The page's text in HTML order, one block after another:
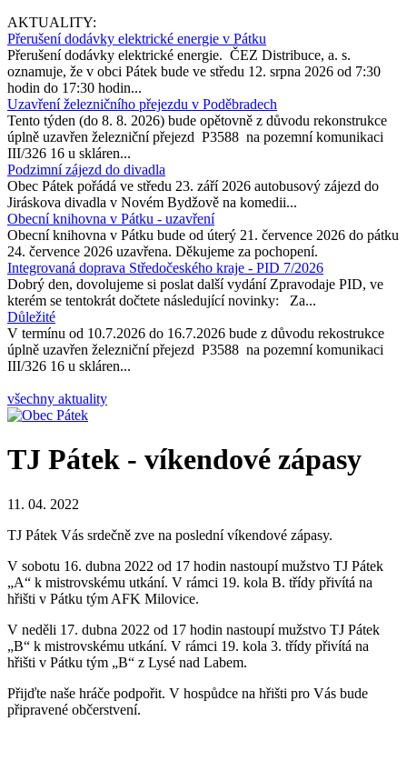
AKTUALITY:
Přerušení dodávky elektrické energie v Pátku
Přerušení dodávky elektrické energie. ČEZ Distribuce, a. s.
oznamuje, že v obci Pátek bude ve středu 12. srpna 2026 od 7:30
hodin do 17:30 hodin...
Uzavření železničního přejezdu v Poděbradech
Tento týden (do 8. 8. 2026) bude opětovně z důvodu rekonstrukce
úplně uzavřen železniční přejezd P3588 na pozemní komunikaci
III/326 16 u skláren...
Podzimní zájezd do divadla
Obec Pátek pořádá ve středu 23. září 2026 autobusový zájezd do
Jiráskova divadla v Novém Bydžově na komedii...
Obecní knihovna v Pátku - uzavření
Obecní knihovna v Pátku bude od úterý 21. července 2026 do pátku
24. července 2026 uzavřena. Děkujeme za pochopení.
Integrovaná doprava Středočeského kraje - PID 7/2026
Dobrý den, dovolujeme si poslat další vydání Zpravodaje PID, ve
kterém se tentokrát dočtete následující novinky: Za...
Důležité
V termínu od 10.7.2026 do 16.7.2026 bude z důvodu rekostrukce
úplně uzavřen železniční přejezd P3588 na pozemní komunikaci
III/326 16 u skláren...
všechny aktuality
TJ Pátek - víkendové zápasy
11. 04. 2022
TJ Pátek Vás srdečně zve na poslední víkendové zápasy.
V sobotu 16. dubna 2022 od 17 hodin nastoupí mužstvo TJ Pátek
„A“ k mistrovskému utkání. V rámci 19. kola B. třídy přivítá na
hřišti v Pátku tým AFK Milovice.
V neděli 17. dubna 2022 od 17 hodin nastoupí mužstvo TJ Pátek
„B“ k mistrovskému utkání. V rámci 19. kola 3. třídy přivítá na
hřišti v Pátku tým „B“ z Lysé nad Labem.
Přijďte naše hráče podpořit. V hospůdce na hřišti pro Vás bude
připravené občerstvení.